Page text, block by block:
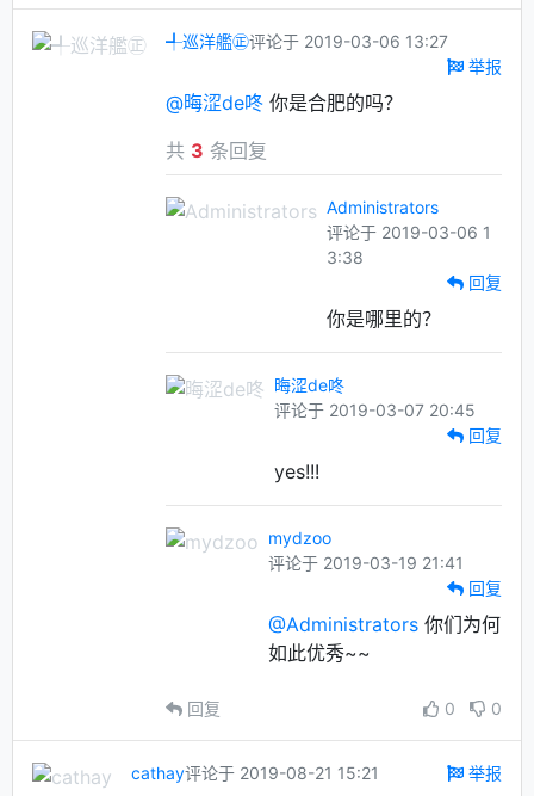
╃巡洋艦㊣评论于 2019-03-06 13:27
举报
@晦涩de咚 你是合肥的吗？
共 3 条回复
Administrators
评论于 2019-03-06 1
3:38
回复
你是哪里的？
晦涩de咚
评论于 2019-03-07 20:45
回复
yes!!!
mydzoo
评论于 2019-03-19 21:41
回复
@Administrators 你们为何
如此优秀~~
回复 0 0
cathay评论于 2019-08-21 15:21 举报